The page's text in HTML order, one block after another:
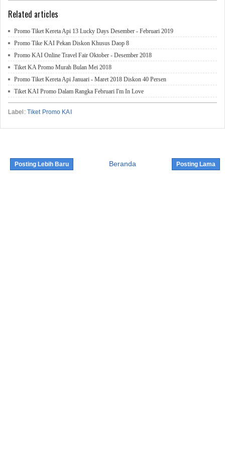
Related articles
Promo Tiket Kereta Api 13 Lucky Days Desember - Februari 2019
Promo Tike KAI Pekan Diskon Khusus Daop 8
Promo KAI Online Travel Fair Oktober - Desember 2018
Tiket KA Promo Murah Bulan Mei 2018
Promo Tiket Kereta Api Januari - Maret 2018 Diskon 40 Persen
Tiket KAI Promo Dalam Rangka Februari I'm In Love
Label: Tiket Promo KAI
Posting Lebih Baru Posting Lama
Beranda